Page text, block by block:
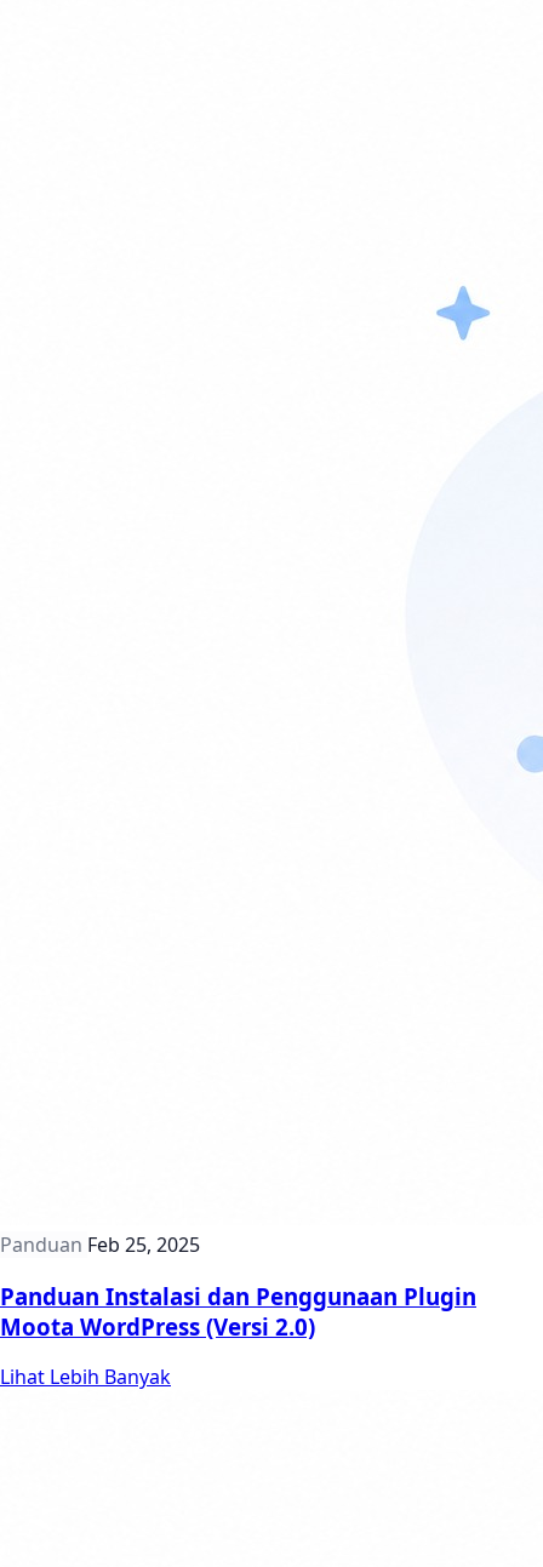
Panduan Feb 25, 2025
Panduan Instalasi dan Penggunaan Plugin
Moota WordPress (Versi 2.0)
Lihat Lebih Banyak